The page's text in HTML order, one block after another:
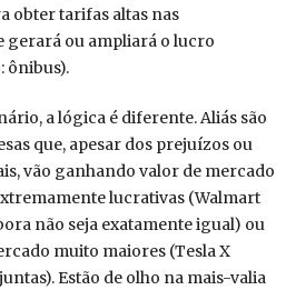
obter tarifas altas nas
gerará ou ampliará o lucro
ônibus).
a lógica é diferente. Aliás são
que, apesar dos prejuízos ou
vão ganhando valor de mercado
lucrativas (Walmart
não seja exatamente igual) ou
muito maiores (Tesla X
Estão de olho na mais-valia